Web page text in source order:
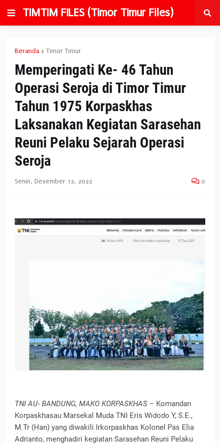
TIMTIM FILES (Timor Timur Files)
Beranda Timor Timur
Memperingati Ke- 46 Tahun
Operasi Seroja di Timor Timur
Tahun 1975 Korpaskhas
Laksanakan Kegiatan Sarasehan
Reuni Pelaku Sejarah Operasi
Seroja
Senin, Desember 12, 2022 0
TNI AU- BANDUNG, MAKO KORPASKHAS – Komandan
Korpaskhasau Marsekal Muda TNI Eris Widodo Y, S.E.,
M.Tr (Han) yang diwakili Irkorpaskhas Kolonel Pas Elia
Adrianto, menghadiri kegiatan Sarasehan Reuni Pelaku